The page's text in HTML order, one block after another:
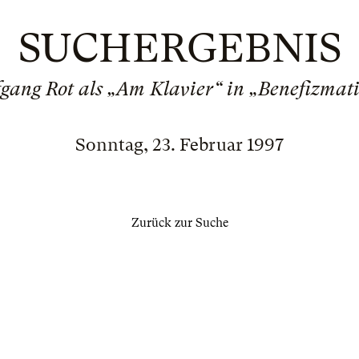
SUCHERGEBNIS
Rot als „Am Klavier“ in
Sonntag, 23. Februar 1997
Zurück zur Suche